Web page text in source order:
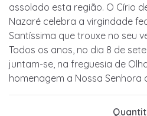
assolado esta região. O Círio
Nazaré celebra a virgindade
Santíssima que trouxe no seu
Todos os anos, no dia 8 de
juntam-se, na freguesia de
homenagem a Nossa Senhora